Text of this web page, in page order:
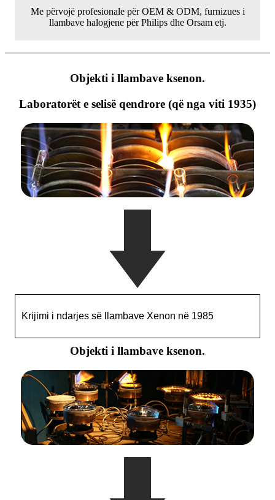
Me përvojë profesionale për OEM & ODM, furnizues i
llambave halogjene për Philips dhe Orsam etj.
Objekti i llambave ksenon.
Laboratorët e selisë qendrore (që nga viti 1935)
Krijimi i ndarjes së llambave Xenon në 1985
Objekti i llambave ksenon.